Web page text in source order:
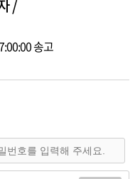
/
송고